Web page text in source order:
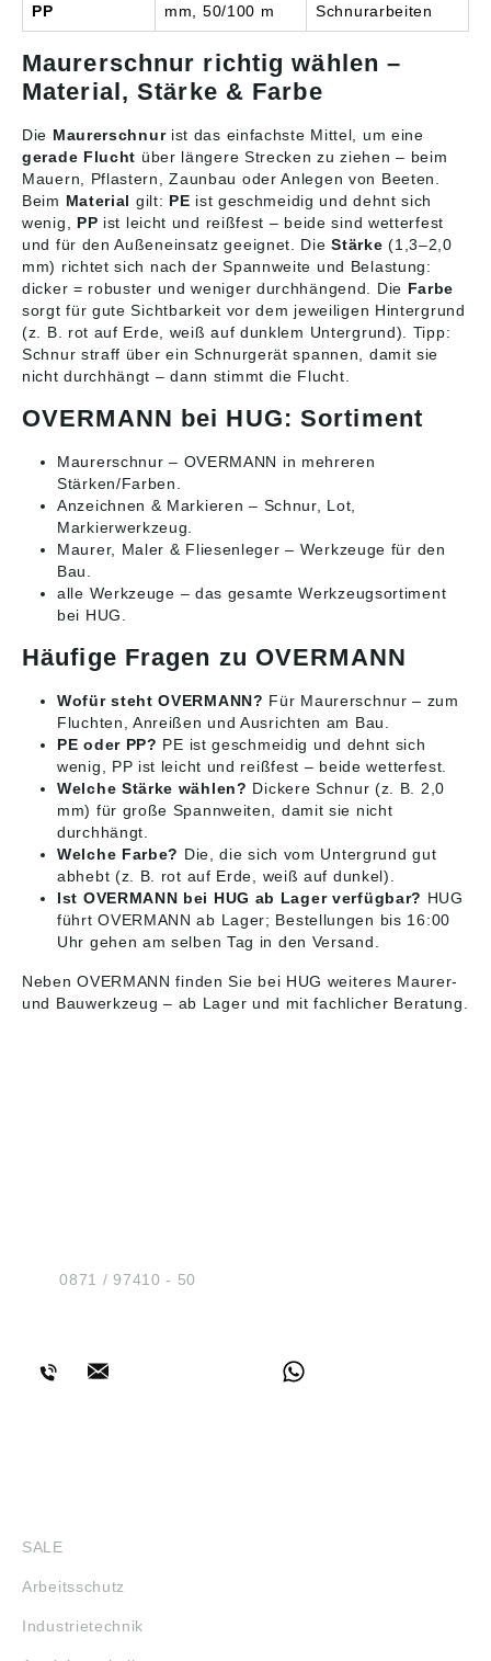
PP
mm, 50/100 m
Schnurarbeiten
Maurerschnur richtig wählen –
Material, Stärke & Farbe
Die Maurerschnurist das einfachste Mittel, um eine
gerade Flucht über längere Strecken zu ziehen – beim
Mauern, Pflastern, Zaunbau oder Anlegen von Beeten.
Beim Material gilt: PE ist geschmeidig und dehnt sich
wenig, PP ist leicht und reißfest – beide sind wetterfest
und für den Außeneinsatz geeignet. DieStärke (1,3–2,0
mm) richtet sich nach der Spannweite und Belastung:
dicker = robuster und weniger durchhängend. Die Farbe
sorgt für gute Sichtbarkeit vor dem jeweiligen Hintergrund
(z. B. rot auf Erde, weiß auf dunklem Untergrund). Tipp:
Schnur straff über ein Schnurgerät spannen, damit sie
nicht durchhängt – dann stimmt die Flucht.
OVERMANN bei HUG: Sortiment
Maurerschnur – OVERMANN in mehreren
Stärken/Farben.
Anzeichnen & Markieren – Schnur, Lot,
Markierwerkzeug.
Maurer, Maler & Fliesenleger – Werkzeuge für den
Bau.
alle Werkzeuge – das gesamte Werkzeugsortiment
bei HUG.
Häufige Fragen zu OVERMANN
Wofür steht OVERMANN? Für Maurerschnur – zum
Fluchten, Anreißen und Ausrichten am Bau.
PE oder PP? PE ist geschmeidig und dehnt sich
wenig, PP ist leicht und reißfest – beide wetterfest.
Welche Stärke wählen? Dickere Schnur (z. B. 2,0
mm) für große Spannweiten, damit sie nicht
durchhängt.
Welche Farbe? Die, die sich vom Untergrund gut
abhebt (z. B. rot auf Erde, weiß auf dunkel).
Ist OVERMANN bei HUG ab Lager verfügbar? HUG
führt OVERMANN ab Lager; Bestellungen bis 16:00
Uhr gehen am selben Tag in den Versand.
Neben OVERMANN finden Sie bei HUG weiteres Maurer-
und Bauwerkzeug – ab Lager und mit fachlicher Beratung.
Tel.:0871 / 97410 - 50
SALE
Arbeitsschutz
Industrietechnik